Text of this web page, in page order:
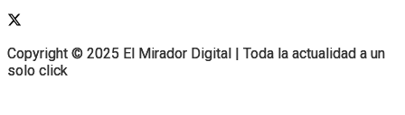
Copyright © 2025 El Mirador Digital | Toda la actualidad a un
solo click
Copyright © 2025 El Mirador Digital | Toda la actualidad a un
solo click